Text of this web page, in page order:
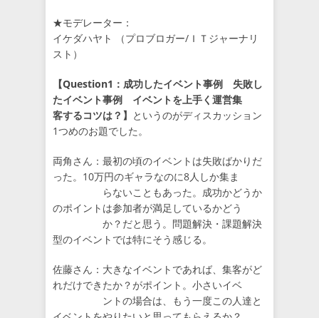
★モデレーター：
イケダハヤト （プロブロガー/ＩＴジャーナリ
スト）
【Question1：成功したイベント事例 失敗し
たイベント事例 イベントを上手く運営集
客するコツは？】 というのがディスカッション
1つめのお題でした。
両角さん：最初の頃のイベントは失敗ばかりだ
った。10万円のギャラなのに8人しか集ま
らないこともあった。成功かどうか
のポイントは参加者が満足しているかどう
か？だと思う。問題解決・課題解決
型のイベントでは特にそう感じる。
佐藤さん：大きなイベントであれば、集客がど
れだけできたか？がポイント。小さいイベ
ントの場合は、もう一度この人達と